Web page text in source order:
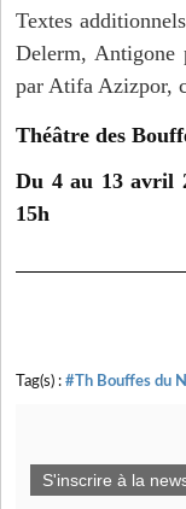
Textes
Delerm,
par Atifa Azizpor,
Théâtre des
Du 4 au 13 avril
15h
Tag(s) : #Th Bouffes du
S'inscrire à la